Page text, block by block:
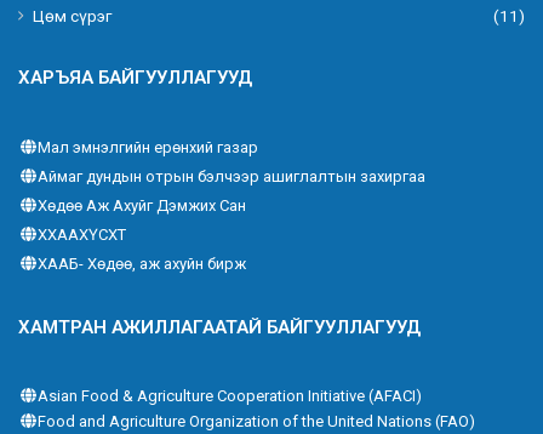
Цөм сүрэг
(11)
ХАРЪЯА БАЙГУУЛЛАГУУД
Мал эмнэлгийн ерөнхий газар
Аймаг дундын отрын бэлчээр ашиглалтын захиргаа
Хөдөө Аж Ахуйг Дэмжих Сан
ХХААХҮСХТ
ХААБ- Хөдөө, аж ахуйн бирж
ХАМТРАН АЖИЛЛАГААТАЙ БАЙГУУЛЛАГУУД
Asian Food & Agriculture Cooperation Initiative (AFACI)
Food and Agriculture Organization of the United Nations (FAO)